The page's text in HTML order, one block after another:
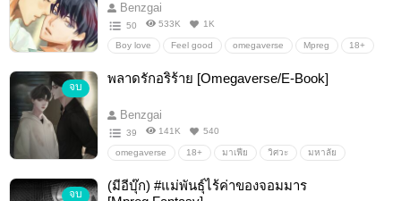
Benzgai
50 533K 1K
Boy love Feel good omegaverse Mpreg 18+
ความรัก รักวัยรุ่น มหาวิทยาลัย วิศวะ
จบ
พลาดรักอริร้าย [Omegaverse/E-Book]
Benzgai
39 141K 540
omegaverse 18+ มาเฟีย วิศวะ มหาลัย
จบ
(มีอีบุ๊ก) #แม่พันธุ์ไร้ค่าของจอมมาร